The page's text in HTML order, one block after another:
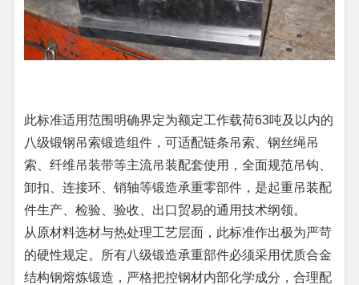
此标准适用范围明确界定为额定工作载荷63吨及以内的
八级锻钢吊索锻造组件，可适配链条吊索、钢丝绳吊
索、纤维吊装带等主流吊装配套使用，全面规范吊钩、
卸扣、连接环、销轴等锻造承重零部件，是起重吊装配
件生产、检验、验收、出口贸易的通用技术纲领。
从原材料选材与热处理工艺层面，此标准作出极为严苛
的硬性规定。所有八级锻造承重部件必须采用优质合金
结构钢熔炼锻造，严格把控钢材内部化学成分，合理配